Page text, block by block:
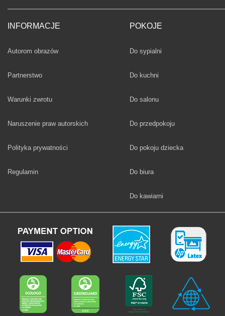
INFORMACJE
Autorom obrazów
Partnerstwo
Warunki zwrotu
Naruszenie praw autorskich
Polityka prywatności
Regulamin
POKOJE
Fototapety
Do sypialni
Fototapety
Do kuchni
Fototapety
Do salonu
Fototapety
Do przedpokoju
Fototapety
Do pokoju dziecka
Fototapety
Do biura
Fototapety
Do kawiarni